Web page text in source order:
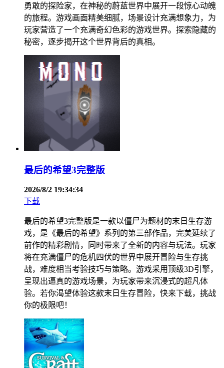
勇敢的探险家，在神秘的蔚蓝世界中展开一段惊心动魄
的旅程。游戏画面精美细腻，场景设计充满想象力，为
玩家营造了一个充满奇幻色彩的游戏世界。探索隐藏的
秘密，逐步揭开这个世界背后的真相。
最后的希望3完整版
2026/8/2 19:34:34
下载
最后的希望3完整版是一款以僵尸为题材的末日生存游
戏，是《最后的希望》系列的第三部作品，完美延续了
前作的精彩剧情，同时带来了全新的内容与玩法。玩家
将在充满僵尸的危机四伏的世界中展开冒险与生存挑
战，难度相当考验技巧与策略。游戏采用顶级3D引擎，
呈现出逼真的游戏场景，为玩家带来沉浸式的超凡体
验。若你渴望体验这款末日生存冒险，快来下载，挑战
你的极限吧！